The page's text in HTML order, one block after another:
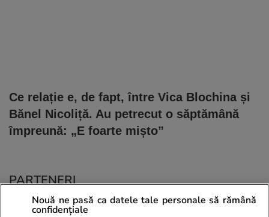
Ce relație e, de fapt, între Vica Blochina și
Bănel Nicoliță. Au petrecut o săptămână
împreună: „E foarte mișto”
PARTENERI
Nouă ne pasă ca datele tale personale să rămână
confidențiale